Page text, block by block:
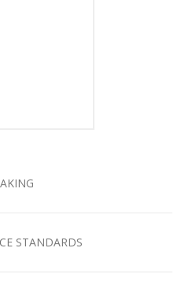
STANDARDS